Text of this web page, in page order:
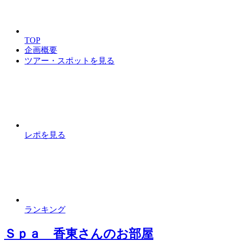
TOP
企画概要
ツアー・スポットを見る
レポを見る
ランキング
Ｓｐａ 香東さんのお部屋